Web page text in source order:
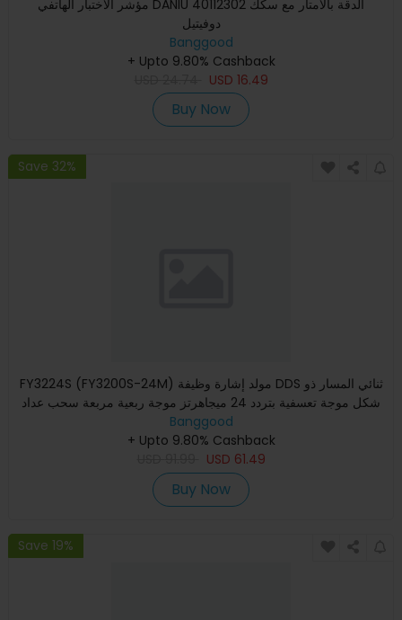
مؤشر الاختبار الهاتفي DANIU 40112302 الدقة بالأمتار مع سكك
دوفيتيل
Banggood
+ Upto 9.80% Cashback
USD 16.49
Buy Now
Save 32%
FY3224S (FY3200S-24M) مولد إشارة وظيفة DDS ثنائي المسار ذو
شكل موجة تعسفية بتردد 24 ميجاهرتز موجة ربعية مربعة سحب عداد
Banggood
+ Upto 9.80% Cashback
USD 61.49
Buy Now
Save 19%